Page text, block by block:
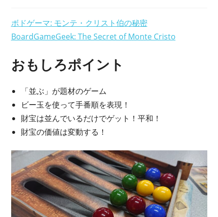
ボドゲーマ: モンテ・クリスト伯の秘密
BoardGameGeek: The Secret of Monte Cristo
おもしろポイント
「並ぶ」が題材のゲーム
ビー玉を使って手番順を表現！
財宝は並んでいるだけでゲット！平和！
財宝の価値は変動する！